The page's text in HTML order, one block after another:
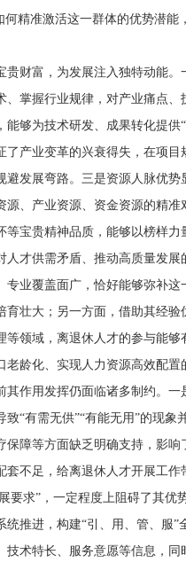
何精准激活这一群体的优势潜
富，为发展注入独特动能。
、掌握行业规律，对产业痛点
够为技术研发、成果转化提
了产业变革的兴衰得失，在项
发展弯路。三是资源人脉优
源、产业资源、资金资源的精
宝贵精神品质，能够以榜样
供需矛盾、推动高质量发展
专业覆盖面广，恰好能够弥补
育壮大；另一方面，借助其经
领域，离退休人才的参与能
龄化、实现人力资源高效配置
用发挥仍面临诸多制约。一
“有需无供”“有能无用”的现
障等方面缺乏明确支持，影
套不足，给离退休人才开展工
要求”，一定程度上阻碍了其优
进，构建“引、用、管、服”
术特长、服务意愿等信息，